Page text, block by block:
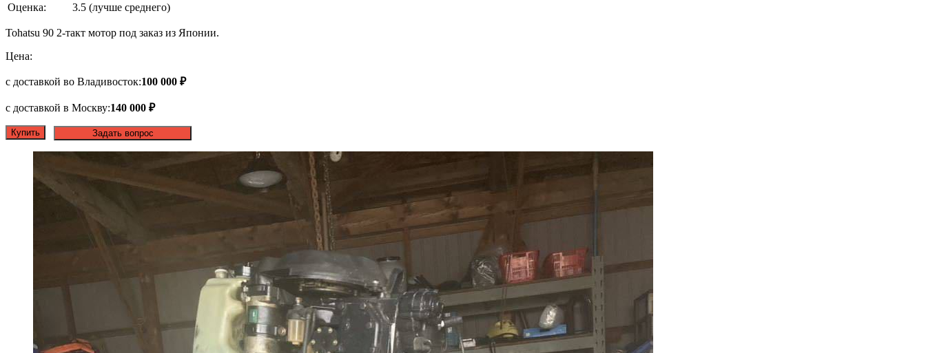
Оценка:
3.5 (лучше среднего)
Tohatsu 90 2-такт мотор под заказ из Японии.
Цена:
с доставкой во Владивосток:100 000 ₽
с доставкой в Москву:140 000 ₽
Купить Задать вопрос